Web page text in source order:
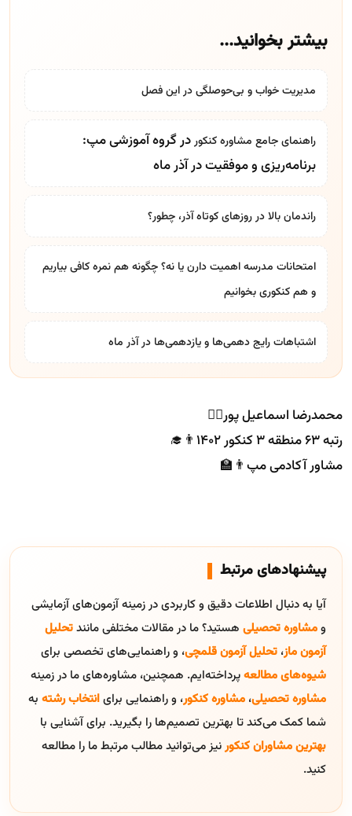
بیشتر بخوانید...
مدیریت خواب و بی‌حوصلگی در این فصل
راهنمای جامع مشاوره کنکوردر گروه آموزشی مپ:
برنامه‌ریزی و موفقیت در آذر ماه
راندمان بالا در روزهای کوتاه آذر، چطور؟
امتحانات مدرسه اهمیت دارن یا نه؟ چگونه هم نمره کافی بیاریم
و هم کنکوری بخوانیم
اشتباهات رایج دهمی‌ها و یازدهمی‌ها در آذر ماه
محمدرضا اسماعیل پور🙋‍♂️
رتبه ۶۳ منطقه ۳ کنکور ۱۴۰۲👨‍🎓
مشاور آکادمی مپ👨‍🏫
پیشنهادهای مرتبط
آیا به دنبال اطلاعات دقیق و کاربردی در زمینه آزمون‌های آزمایشی
ومشاوره تحصیلی هستید؟ ما در مقالات مختلفی مانندتحلیل
آزمون ماز، تحلیل آزمون قلمچی، و راهنمایی‌های تخصصی برای
شیوه‌های مطالعهپرداخته‌ایم. همچنین، مشاوره‌های ما در زمینه
مشاوره تحصیلی، مشاوره کنکور، و راهنمایی برایانتخاب رشته به
شما کمک می‌کند تا بهترین تصمیم‌ها را بگیرید. برای آشنایی با
بهترین مشاوران کنکورنیز می‌توانید مطالب مرتبط ما را مطالعه
کنید.